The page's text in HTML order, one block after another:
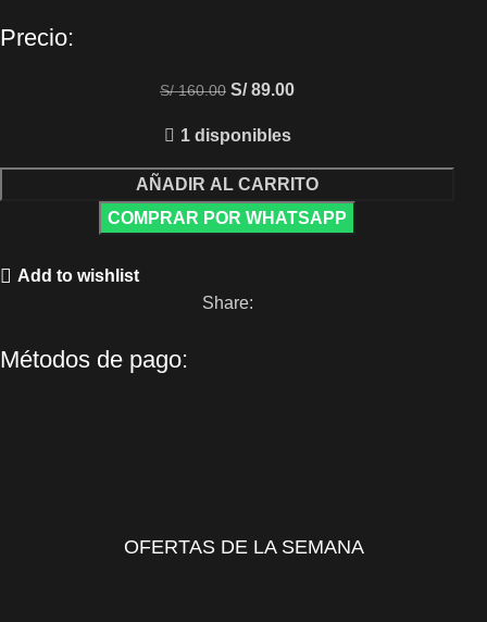
Precio:
S/160.00 S/89.00
1 disponibles
AÑADIR AL CARRITO
COMPRAR POR WHATSAPP
Add to wishlist
Share:
Métodos de pago:
OFERTAS DE LA SEMANA